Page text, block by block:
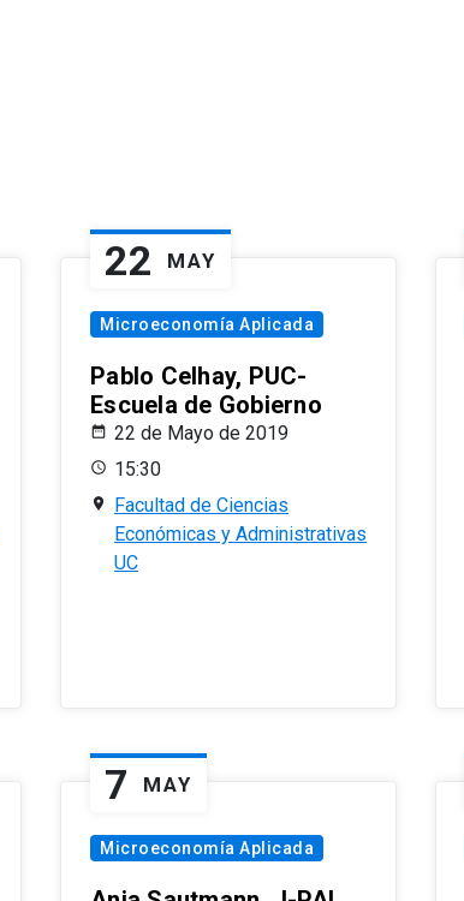
22 MAY
Microeconomía Aplicada
Pablo Celhay, PUC-
Escuela de Gobierno
22 de Mayo de 2019
15:30
Facultad de Ciencias
Económicas y Administrativas
UC
7 MAY
Microeconomía Aplicada